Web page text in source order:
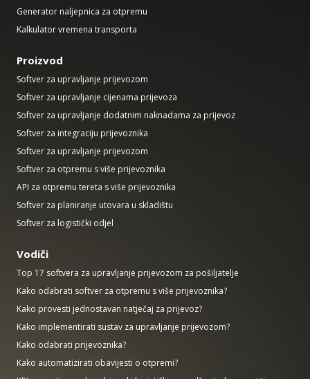
Generator naljepnica za otpremu
Kalkulator vremena transporta
Proizvod
Softver za upravljanje prijevozom
Softver za upravljanje cijenama prijevoza
Softver za upravljanje dodatnim naknadama za prijevoz
Softver za integraciju prijevoznika
Softver za upravljanje prijevozom
Softver za otpremu s više prijevoznika
API za otpremu tereta s više prijevoznika
Softver za planiranje utovara u skladištu
Softver za logistički odjel
Vodiči
Top 17 softvera za upravljanje prijevozom za pošiljatelje
Kako odabrati softver za otpremu s više prijevoznika?
Kako provesti jednostavan natječaj za prijevoz?
Kako implementirati sustav za upravljanje prijevozom?
Kako odabrati prijevoznika?
Kako automatizirati obavijesti o otpremi?